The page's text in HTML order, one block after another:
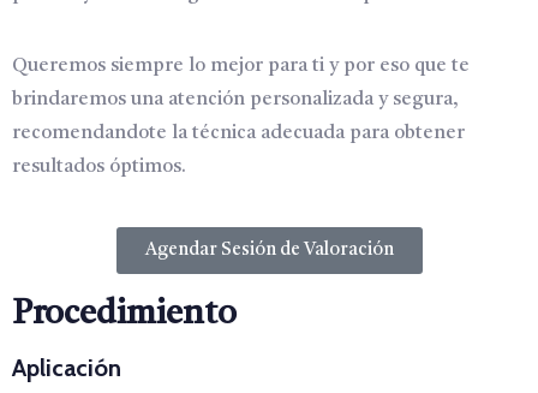
Queremos siempre lo mejor para ti y por eso que te
brindaremos una atención personalizada y segura,
recomendandote la técnica adecuada para obtener
resultados óptimos.
Agendar Sesión de Valoración
Procedimiento
Aplicación